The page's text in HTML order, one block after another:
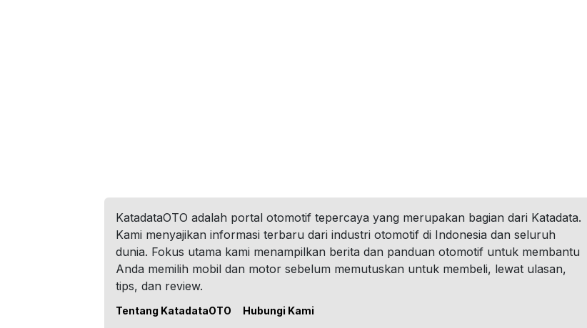
KatadataOTO adalah portal otomotif tepercaya yang merupakan bagian dari Katadata.
Kami menyajikan informasi terbaru dari industri otomotif di Indonesia dan seluruh
dunia. Fokus utama kami menampilkan berita dan panduan otomotif untuk membantu
Anda memilih mobil dan motor sebelum memutuskan untuk membeli, lewat ulasan,
tips, dan review.
Tentang KatadataOTO Hubungi Kami